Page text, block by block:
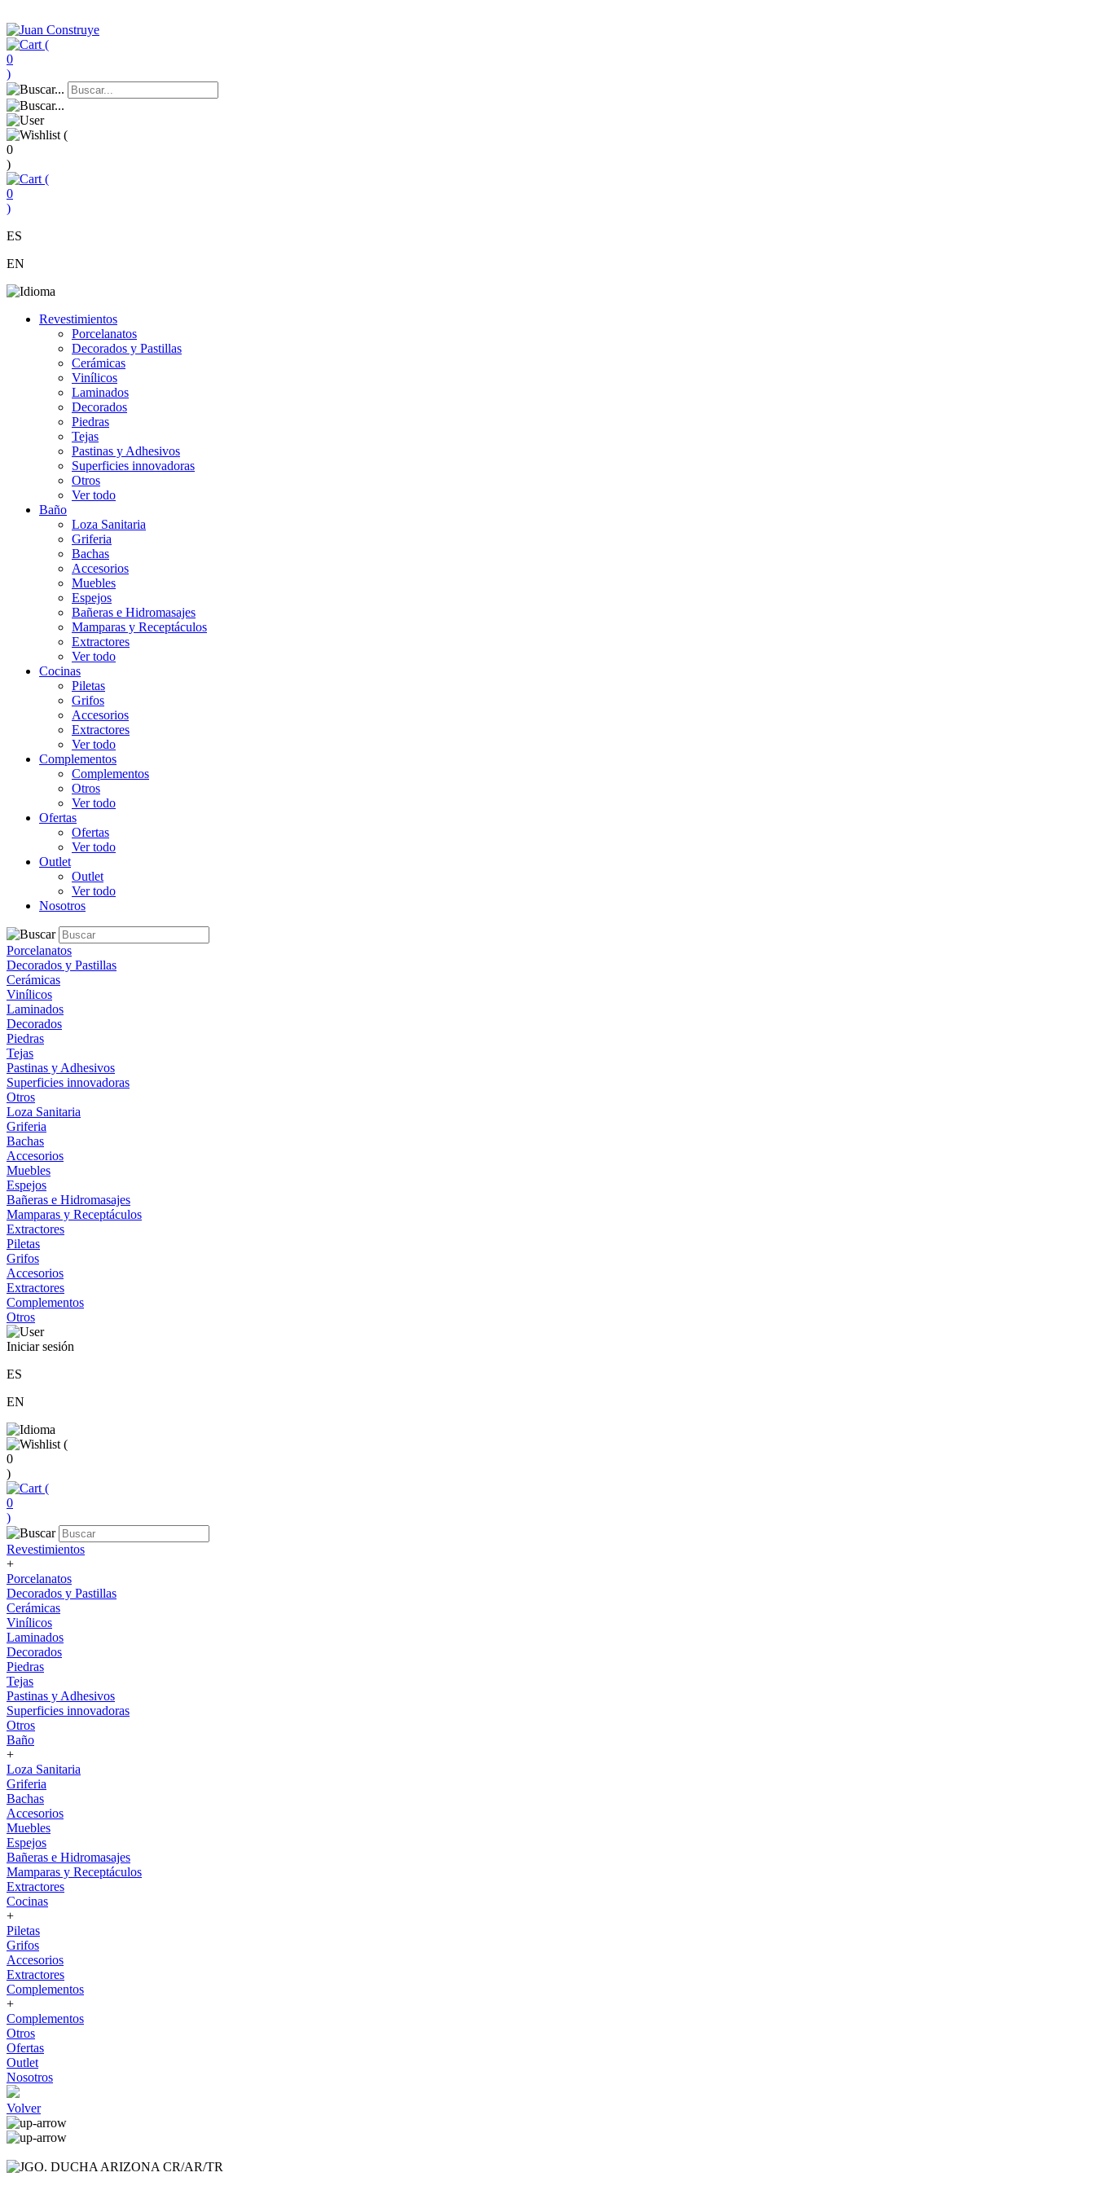
(
0
)
(
0
)
(
0
)
ES
EN
Revestimientos
Porcelanatos
Decorados y Pastillas
Cerámicas
Vinílicos
Laminados
Decorados
Piedras
Tejas
Pastinas y Adhesivos
Superficies innovadoras
Otros
Ver todo
Baño
Loza Sanitaria
Griferia
Bachas
Accesorios
Muebles
Espejos
Bañeras e Hidromasajes
Mamparas y Receptáculos
Extractores
Ver todo
Cocinas
Piletas
Grifos
Accesorios
Extractores
Ver todo
Complementos
Complementos
Otros
Ver todo
Ofertas
Ofertas
Ver todo
Outlet
Outlet
Ver todo
Nosotros
Porcelanatos
Decorados y Pastillas
Cerámicas
Vinílicos
Laminados
Decorados
Piedras
Tejas
Pastinas y Adhesivos
Superficies innovadoras
Otros
Loza Sanitaria
Griferia
Bachas
Accesorios
Muebles
Espejos
Bañeras e Hidromasajes
Mamparas y Receptáculos
Extractores
Piletas
Grifos
Accesorios
Extractores
Complementos
Otros
Iniciar sesión
ES
EN
(
0
)
(
0
)
Revestimientos
+
Porcelanatos
Decorados y Pastillas
Cerámicas
Vinílicos
Laminados
Decorados
Piedras
Tejas
Pastinas y Adhesivos
Superficies innovadoras
Otros
Baño
+
Loza Sanitaria
Griferia
Bachas
Accesorios
Muebles
Espejos
Bañeras e Hidromasajes
Mamparas y Receptáculos
Extractores
Cocinas
+
Piletas
Grifos
Accesorios
Extractores
Complementos
+
Complementos
Otros
Ofertas
Outlet
Nosotros
Volver